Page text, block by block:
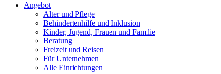
Angebot
Alter und Pflege
Behindertenhilfe und Inklusion
Kinder, Jugend, Frauen und Familie
Beratung
Freizeit und Reisen
Für Unternehmen
Alle Einrichtungen